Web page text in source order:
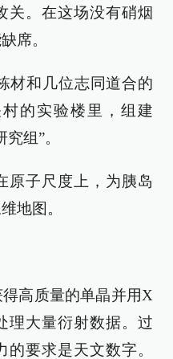
关。在这场没有硝烟
席。
材和几位志同道合的
的实验楼里，组建
组”。
原子尺度上，为胰岛
地图。
高质量的单晶并用X
理大量衍射数据。过
要求是天文数字。